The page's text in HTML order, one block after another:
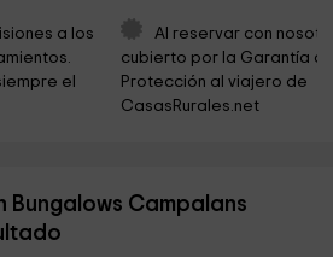
FRONTANYÀ
5,8 km
6,3 km
a los
el
Al reservar con
cubierto por la Garantía
Protección al viajero de
CasasRurales.net
Bungalows Campalans